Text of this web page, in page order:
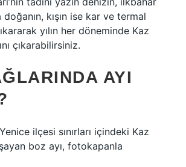
kışın ise kar ve termal
yılın her döneminde Kaz
çıkarabilirsiniz.
AYI
ilçesi sınırları içindeki Kaz
boz ayı, fotokapanla